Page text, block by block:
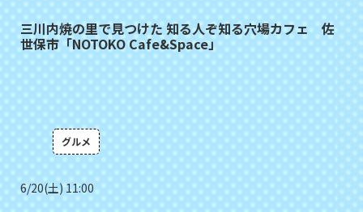
三川内焼の里で見つけた 知る人ぞ知る穴場カフェ 佐
世保市「NOTOKO Cafe&Space」
グルメ
6/20(土) 11:00